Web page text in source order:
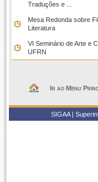
Traduções e ...
Mesa Redonda sobre
Literatura
VI Seminário de Arte e
UFRN
Ir ao Menu
SIGAA |